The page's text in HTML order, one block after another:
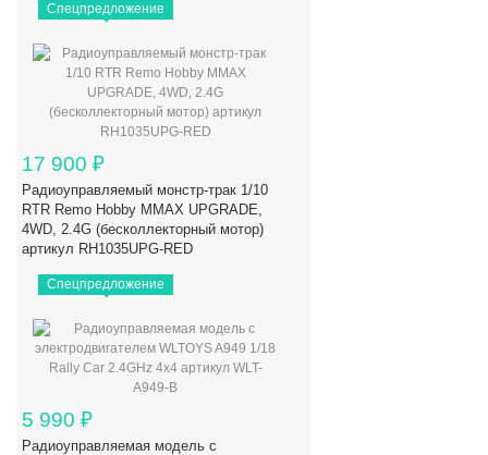
Спецпредложение
17 900 ₽
Радиоуправляемый монстр-трак 1/10
RTR Remo Hobby MMAX UPGRADE,
4WD, 2.4G (бесколлекторный мотор)
артикул RH1035UPG-RED
Спецпредложение
5 990 ₽
Радиоуправляемая модель с